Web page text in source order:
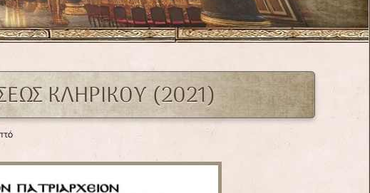
ΚΛΗΡΙΚΟΥ (2021)